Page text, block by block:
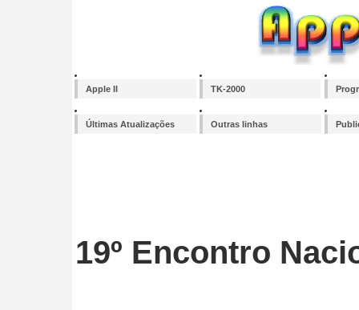
Apple II TK-2000
Últimas Atualizações Outras linhas
19º Encontro